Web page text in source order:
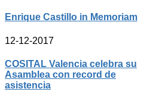
Enrique Castillo in Memoriam
12-12-2017
COSITAL Valencia celebra su
Asamblea con record de
asistencia